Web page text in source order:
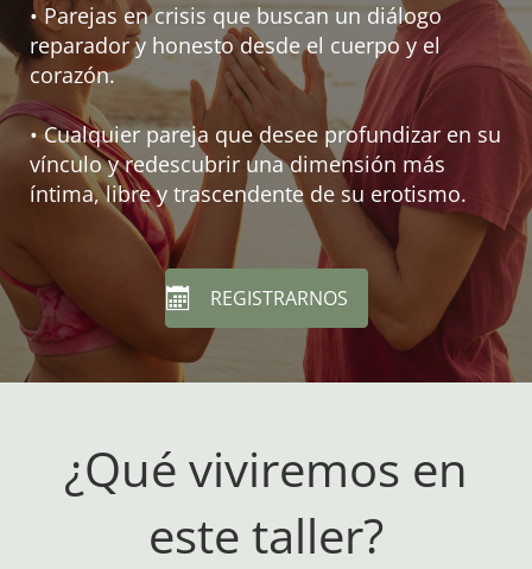
• Parejas en crisis que buscan un diálogo
reparador y honesto desde el cuerpo y el
corazón.
• Cualquier pareja que desee profundizar en su
vínculo y redescubrir una dimensión más
íntima, libre y trascendente de su erotismo.
REGISTRARNOS
¿Qué viviremos en
este taller?